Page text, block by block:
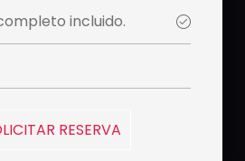
incluido.
RESERVA